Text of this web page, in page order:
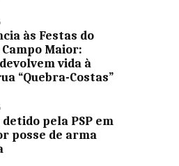
às Festas do
Campo Maior:
vida à
“Quebra-Costas”
pela PSP em
posse de arma